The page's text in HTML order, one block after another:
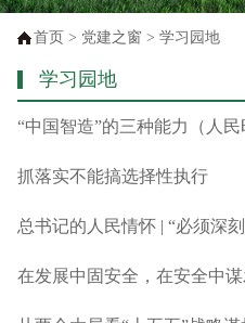
首页 > 党建之窗 > 学习园地
学习园地
“中国智造”的三种能力（人民
抓落实不能搞选择性执行